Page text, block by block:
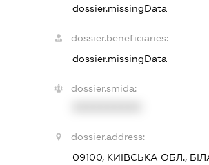
dossier.missingData
dossier.beneficiaries:
dossier.missingData
dossier.smida:
dossier.address:
09100, КИЇВСЬКА ОБЛ.,